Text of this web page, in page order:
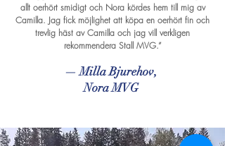
allt oerhört smidigt och Nora kördes hem till mig av
Camilla. Jag fick möjlighet att köpa en oerhört fin och
trevlig häst av Camilla och jag vill verkligen
rekommendera Stall MVG.”
— Milla Bjurehov,
Nora MVG